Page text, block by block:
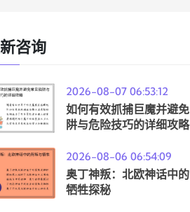
咨询
2026-08-07 06:53:12
如何有效抓捕巨魔并避
阱与危险技巧的详细攻略
2026-08-06 06:54:09
奥丁神叛：北欧神话中
牺牲探秘